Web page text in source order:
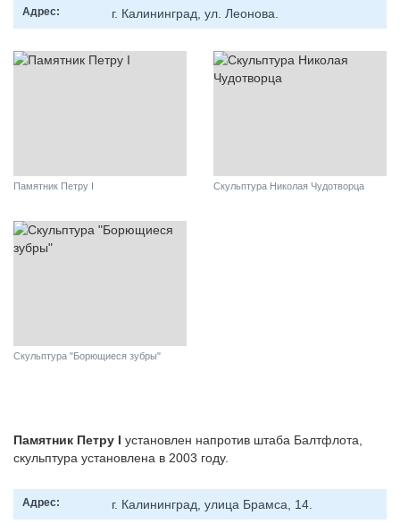
Адрес: г. Калининград, ул. Леонова.
Памятник Петру I Скульптура Николая Чудотворца
Скульптура "Борющиеся зубры"
Памятник Петру I установлен напротив штаба Балтфлота,
скульптура установлена в 2003 году.
Адрес: г. Калининград, улица Брамса, 14.